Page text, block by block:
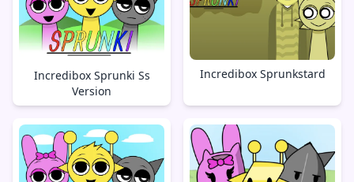
Incredibox Sprunki Ss
Version
Incredibox Sprunkstard